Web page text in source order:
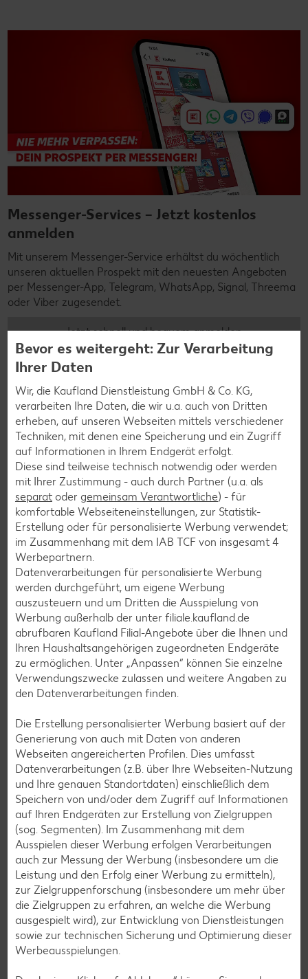
Messenger-Services – Jetzt kostenlos
anmelden
Mit unserem Messenger-Service erhältst du wöchentlich
unseren aktuellen Prospekt mit den neuesten Angeboten
per Messenger-App, Telegram, WhatsApp, Signal, Threema
oder Viber zugesendet.
Jetzt schnell und bequem anmelden
Kaufland-App: cleverer Einkaufshelfer mit
Kaufland Card XTRA
Dein Einkauf, perfekt organisiert – für iOS und Android:
Entdecke unsere Filial-Angebote, verpasse dank
Angebotsalarm kein Angebote mehr und plane deinen
Einkauf entspannt mit der digitalen Einkaufsliste. Ob
exklusive Kaufland Card XTRA Vorteile, unser riesiger
Online-Marktplatz Kaufland.de oder der schnelle Filialfinder
Mehr erfahren
Bevor es weitergeht: Zur Verarbeitung
Ihrer Daten
Wir, die Kaufland Dienstleistung GmbH & Co. KG,
verarbeiten Ihre Daten, die wir u.a. auch von Dritten
erheben, auf unseren Webseiten mittels verschiedener
Techniken, mit denen eine Speicherung und ein Zugriff
auf Informationen in Ihrem Endgerät erfolgt.
Diese sind teilweise technisch notwendig oder werden
mit Ihrer Zustimmung - auch durch Partner (u.a. als
separat oder gemeinsam Verantwortliche) - für
komfortable Webseiteneinstellungen, zur Statistik-
Erstellung oder für personalisierte Werbung verwendet;
im Zusammenhang mit dem IAB TCF von insgesamt 4
Werbepartnern.
Datenverarbeitungen für personalisierte Werbung
werden durchgeführt, um eigene Werbung
auszusteuern und um Dritten die Ausspielung von
Werbung außerhalb der unter filiale.kaufland.de
abrufbaren Kaufland Filial-Angebote über die Ihnen und
Ihren Haushaltsangehörigen zugeordneten Endgeräte
zu ermöglichen. Unter „Anpassen“ können Sie einzelne
Verwendungszwecke zulassen und weitere Angaben zu
den Datenverarbeitungen finden.
Die Erstellung personalisierter Werbung basiert auf der
Generierung von auch mit Daten von anderen
Webseiten angereicherten Profilen. Dies umfasst
Datenverarbeitungen (z.B. über Ihre Webseiten-Nutzung
und Ihre genauen Standortdaten) einschließlich dem
Speichern von und/oder dem Zugriff auf Informationen
auf Ihren Endgeräten zur Erstellung von Zielgruppen
(sog. Segmenten). Im Zusammenhang mit dem
Ausspielen dieser Werbung erfolgen Verarbeitungen
auch zur Messung der Werbung (insbesondere um die
Leistung und den Erfolg einer Werbung zu ermitteln),
zur Zielgruppenforschung (insbesondere um mehr über
die Zielgruppen zu erfahren, an welche die Werbung
ausgespielt wird), zur Entwicklung von Dienstleistungen
sowie zur technischen Sicherung und Optimierung dieser
Werbeausspielungen.